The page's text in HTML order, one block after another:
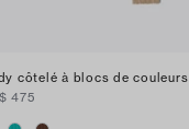
côtelé à blocs de couleurs
475